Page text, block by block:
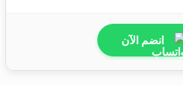
انضم الآن